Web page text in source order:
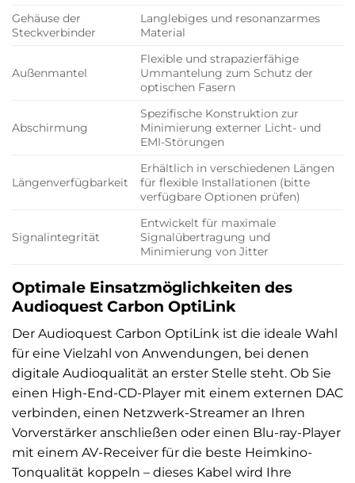
Gehäuse der
Steckverbinder
Langlebiges und resonanzarmes
Material
Außenmantel
Flexible und strapazierfähige
Ummantelung zum Schutz der
optischen Fasern
Abschirmung
Spezifische Konstruktion zur
Minimierung externer Licht- und
EMI-Störungen
Längenverfügbarkeit
Erhältlich in verschiedenen Längen
für flexible Installationen (bitte
verfügbare Optionen prüfen)
Signalintegrität
Entwickelt für maximale
Signalübertragung und
Minimierung von Jitter
Optimale Einsatzmöglichkeiten des
Audioquest Carbon OptiLink
Der Audioquest Carbon OptiLink ist die ideale Wahl
für eine Vielzahl von Anwendungen, bei denen
digitale Audioqualität an erster Stelle steht. Ob Sie
einen High-End-CD-Player mit einem externen DAC
verbinden, einen Netzwerk-Streamer an Ihren
Vorverstärker anschließen oder einen Blu-ray-Player
mit einem AV-Receiver für die beste Heimkino-
Tonqualität koppeln – dieses Kabel wird Ihre